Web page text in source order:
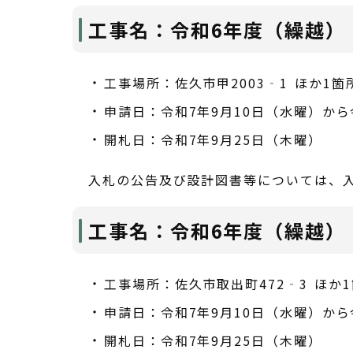
工事名：令和6年度（繰越
工事場所：佐久市甲2003‐1 ほか1箇
申請日：令和7年9月10日（水曜）か
開札日：令和7年9月25日（木曜）
入札の公告及び設計図書等については、
工事名：令和6年度（繰越
工事場所：佐久市取出町472‐3 ほか
申請日：令和7年9月10日（水曜）か
開札日：令和7年9月25日（木曜）